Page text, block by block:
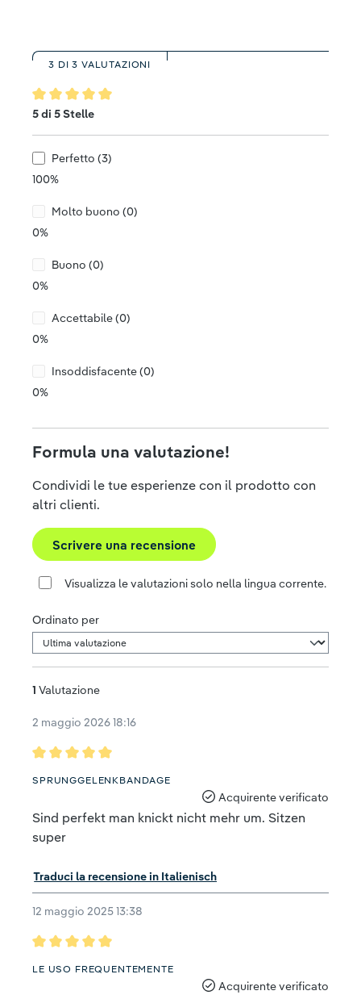
3 DI 3 VALUTAZIONI
Valutazione media di 5 su 5 stelle
5 di 5 Stelle
Perfetto (3)
100%
Molto buono (0)
0%
Buono (0)
0%
Accettabile (0)
0%
Insoddisfacente (0)
0%
Formula una valutazione!
Condividi le tue esperienze con il prodotto con
altri clienti.
Scrivere una recensione
Visualizza le valutazioni solo nella lingua corrente.
Ordinato per
1 Valutazione
2 maggio 2026 18:16
Recensione con valutazione di 5 su 5 stelle
SPRUNGGELENKBANDAGE
Acquirente verificato
Sind perfekt man knickt nicht mehr um. Sitzen
super
Traduci la recensione in Italienisch
12 maggio 2025 13:38
Recensione con valutazione di 5 su 5 stelle
LE USO FREQUENTEMENTE
Acquirente verificato